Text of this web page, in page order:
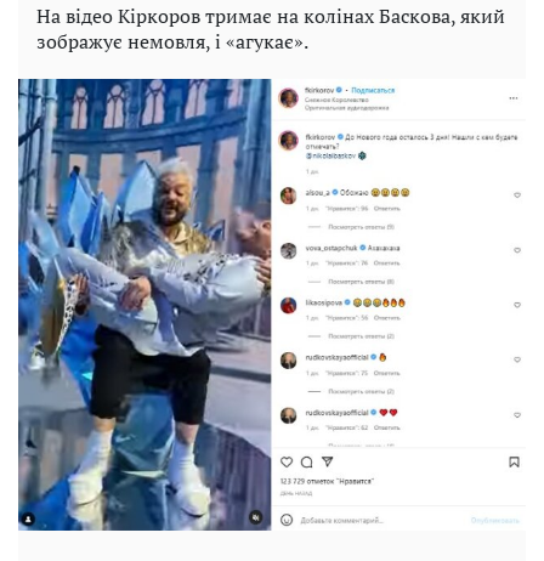
На відео Кіркоров тримає на колінах Баскова, який
зображує немовля, і «агукає».